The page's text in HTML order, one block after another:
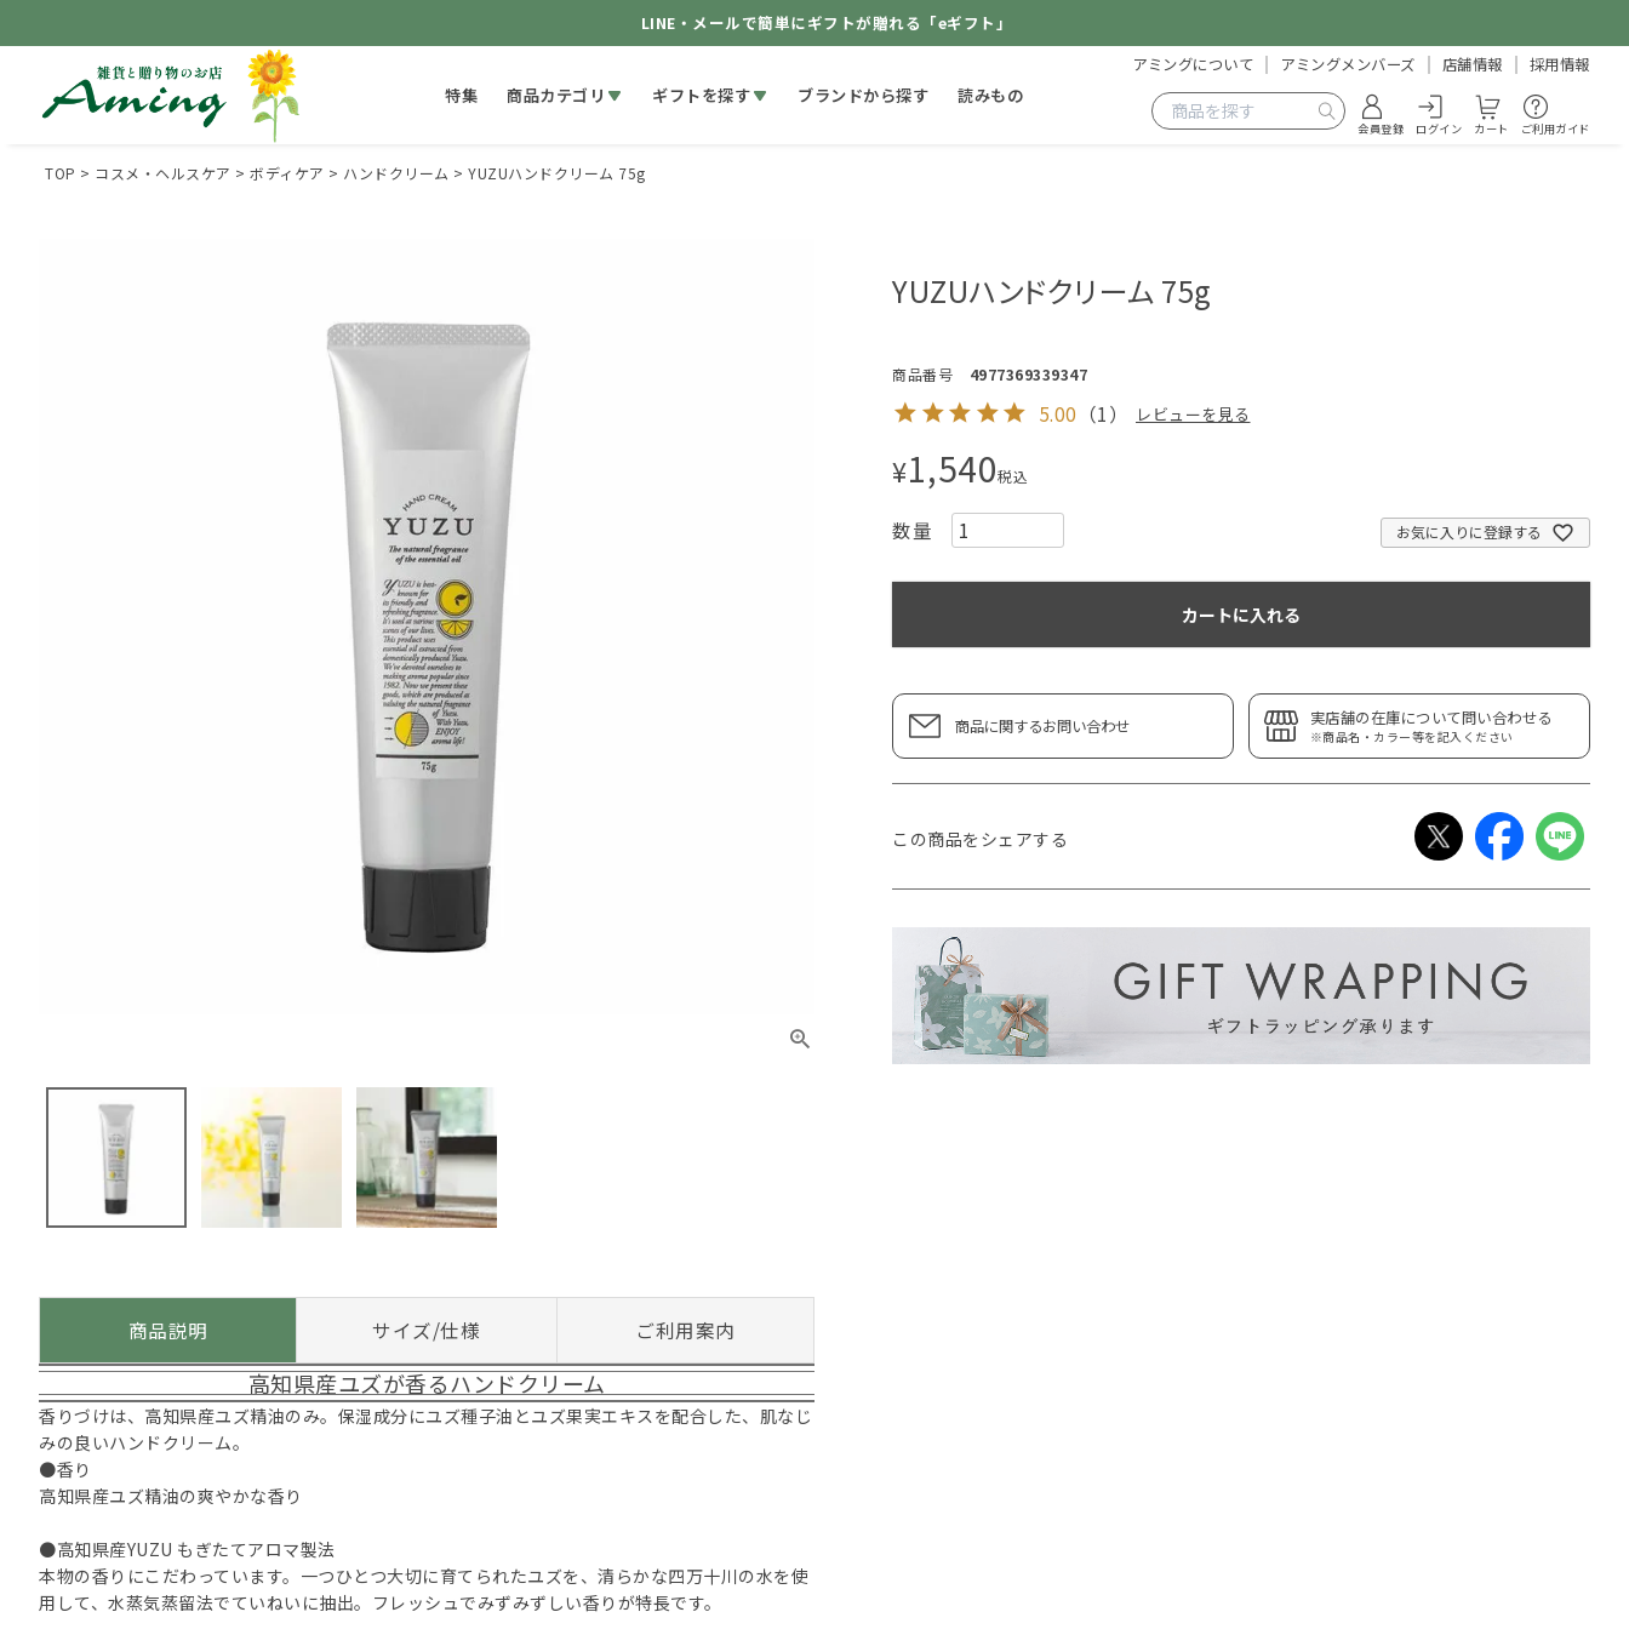
LINE・メールで簡単にギフトが贈れる「eギフト」
特集 商品カテゴリ ギフトを探す ブランドから探す 読みもの
アミングについて アミングメンバーズ 店舗情報 採用情報
会員登録 ログイン カート ご利用ガイド
TOP コスメ・ヘルスケア ボディケア ハンドクリーム YUZUハンドクリーム 75g
商品説明 サイズ/仕様 ご利用案内
高知県産ユズが香るハンドクリーム
香りづけは、高知県産ユズ精油のみ。保湿成分にユズ種子油とユズ果実エキスを配合した、肌なじ
みの良いハンドクリーム。
●香り
高知県産ユズ精油の爽やかな香り
●高知県産YUZU もぎたてアロマ製法
本物の香りにこだわっています。一つひとつ大切に育てられたユズを、清らかな四万十川の水を使
用して、水蒸気蒸留法でていねいに抽出。フレッシュでみずみずしい香りが特長です。
YUZUハンドクリーム 75g
商品番号 4977369339347
5.00 （1） レビューを見る
¥1,540税込
お気に入りに登録する
カートに入れる
商品に関するお問い合わせ 実店舗の在庫について問い合わせる
※商品名・カラー等を記入ください
この商品をシェアする